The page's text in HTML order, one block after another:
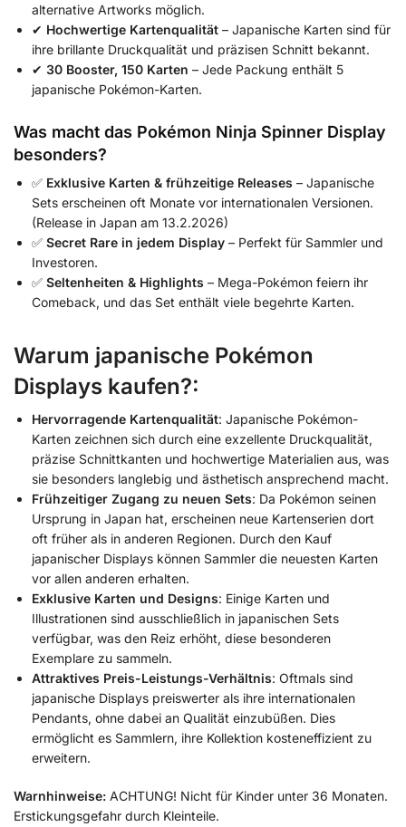
alternative Artworks möglich.
✔ Hochwertige Kartenqualität – Japanische Karten sind für
ihre brillante Druckqualität und präzisen Schnitt bekannt.
✔ 30 Booster, 150 Karten – Jede Packung enthält 5
japanische Pokémon-Karten.
Was macht das Pokémon Ninja Spinner Display
besonders?
✅ Exklusive Karten & frühzeitige Releases – Japanische
Sets erscheinen oft Monate vor internationalen Versionen.
(Release in Japan am 13.2.2026)
✅ Secret Rare in jedem Display – Perfekt für Sammler und
Investoren.
✅ Seltenheiten & Highlights – Mega-Pokémon feiern ihr
Comeback, und das Set enthält viele begehrte Karten.
Warum japanische Pokémon
Displays kaufen?:
Hervorragende Kartenqualität: Japanische Pokémon-
Karten zeichnen sich durch eine exzellente Druckqualität,
präzise Schnittkanten und hochwertige Materialien aus, was
sie besonders langlebig und ästhetisch ansprechend macht.
Frühzeitiger Zugang zu neuen Sets: Da Pokémon seinen
Ursprung in Japan hat, erscheinen neue Kartenserien dort
oft früher als in anderen Regionen. Durch den Kauf
japanischer Displays können Sammler die neuesten Karten
vor allen anderen erhalten.
Exklusive Karten und Designs: Einige Karten und
Illustrationen sind ausschließlich in japanischen Sets
verfügbar, was den Reiz erhöht, diese besonderen
Exemplare zu sammeln.
Attraktives Preis-Leistungs-Verhältnis: Oftmals sind
japanische Displays preiswerter als ihre internationalen
Pendants, ohne dabei an Qualität einzubüßen. Dies
ermöglicht es Sammlern, ihre Kollektion kosteneffizient zu
erweitern.
Warnhinweise: ACHTUNG! Nicht für Kinder unter 36 Monaten.
Erstickungsgefahr durch Kleinteile.